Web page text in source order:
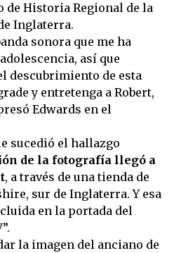
de Historia Regional de la
Inglaterra.
sonora que me ha
así que
descubrimiento de esta
y entretenga a Robert,
Edwards en el
sucedió el hallazgo
de la fotografía llegó a
, a través de una tienda de
sur de Inglaterra. Y esa
en la portada del
la imagen del anciano de